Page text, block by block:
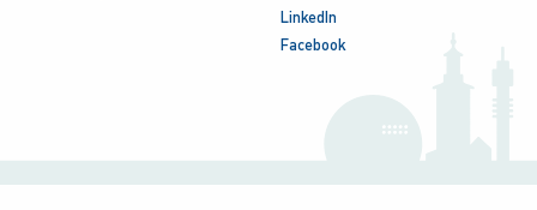
LinkedIn
Facebook